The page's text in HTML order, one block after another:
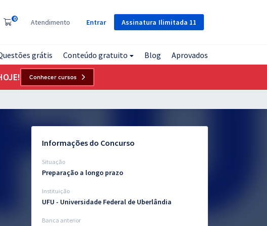
Assinatura Ilimitada 11
0 Atendimento Entrar
grátis Conteúdo gratuito Blog Aprovados
Conhecer cursos
Informações do Concurso
Situação
Preparação a longo prazo
Instituição
UFU - Universidade Federal de Uberlândia
Banca anterior